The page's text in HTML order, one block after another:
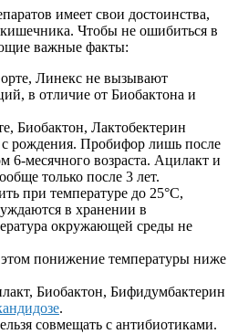
имеет свои достоинства,
Чтобы не ошибиться в
важные факты:
Линекс не вызывают
в отличие от Биобактона и
Биобактон, Лактобектерин
рождения. Пробифор лишь после
6-месячного возраста. Ацилакт и
только после 3 лет.
при температуре до 25°С,
в хранении в
окружающей среды не
понижение температуры ниже
Биобактон, Бифидумбактерин
.
совмещать с антибиотиками.